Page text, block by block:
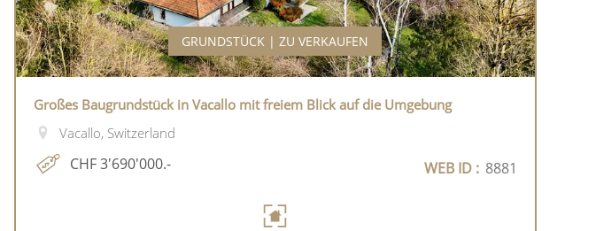
GRUNDSTÜCK | ZU VERKAUFEN
Großes Baugrundstück in Vacallo mit freiem Blick auf die Umgebung
Vacallo, Switzerland
CHF 3'690'000.- WEB ID : 8881